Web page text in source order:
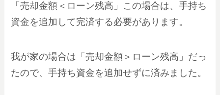
「売却金額＜ローン残高」この場合は、手持ち
資金を追加して完済する必要があります。
我が家の場合は「売却金額＞ローン残高」だっ
たので、手持ち資金を追加せずに済みました。